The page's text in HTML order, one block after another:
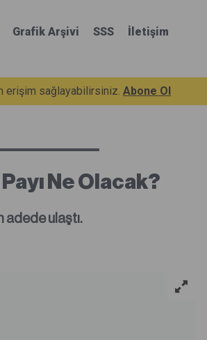
Grafik Arşivi SSS İletişim
erişim sağlayabilirsiniz. Abone Ol
Ne Olacak?
adede ulaştı.